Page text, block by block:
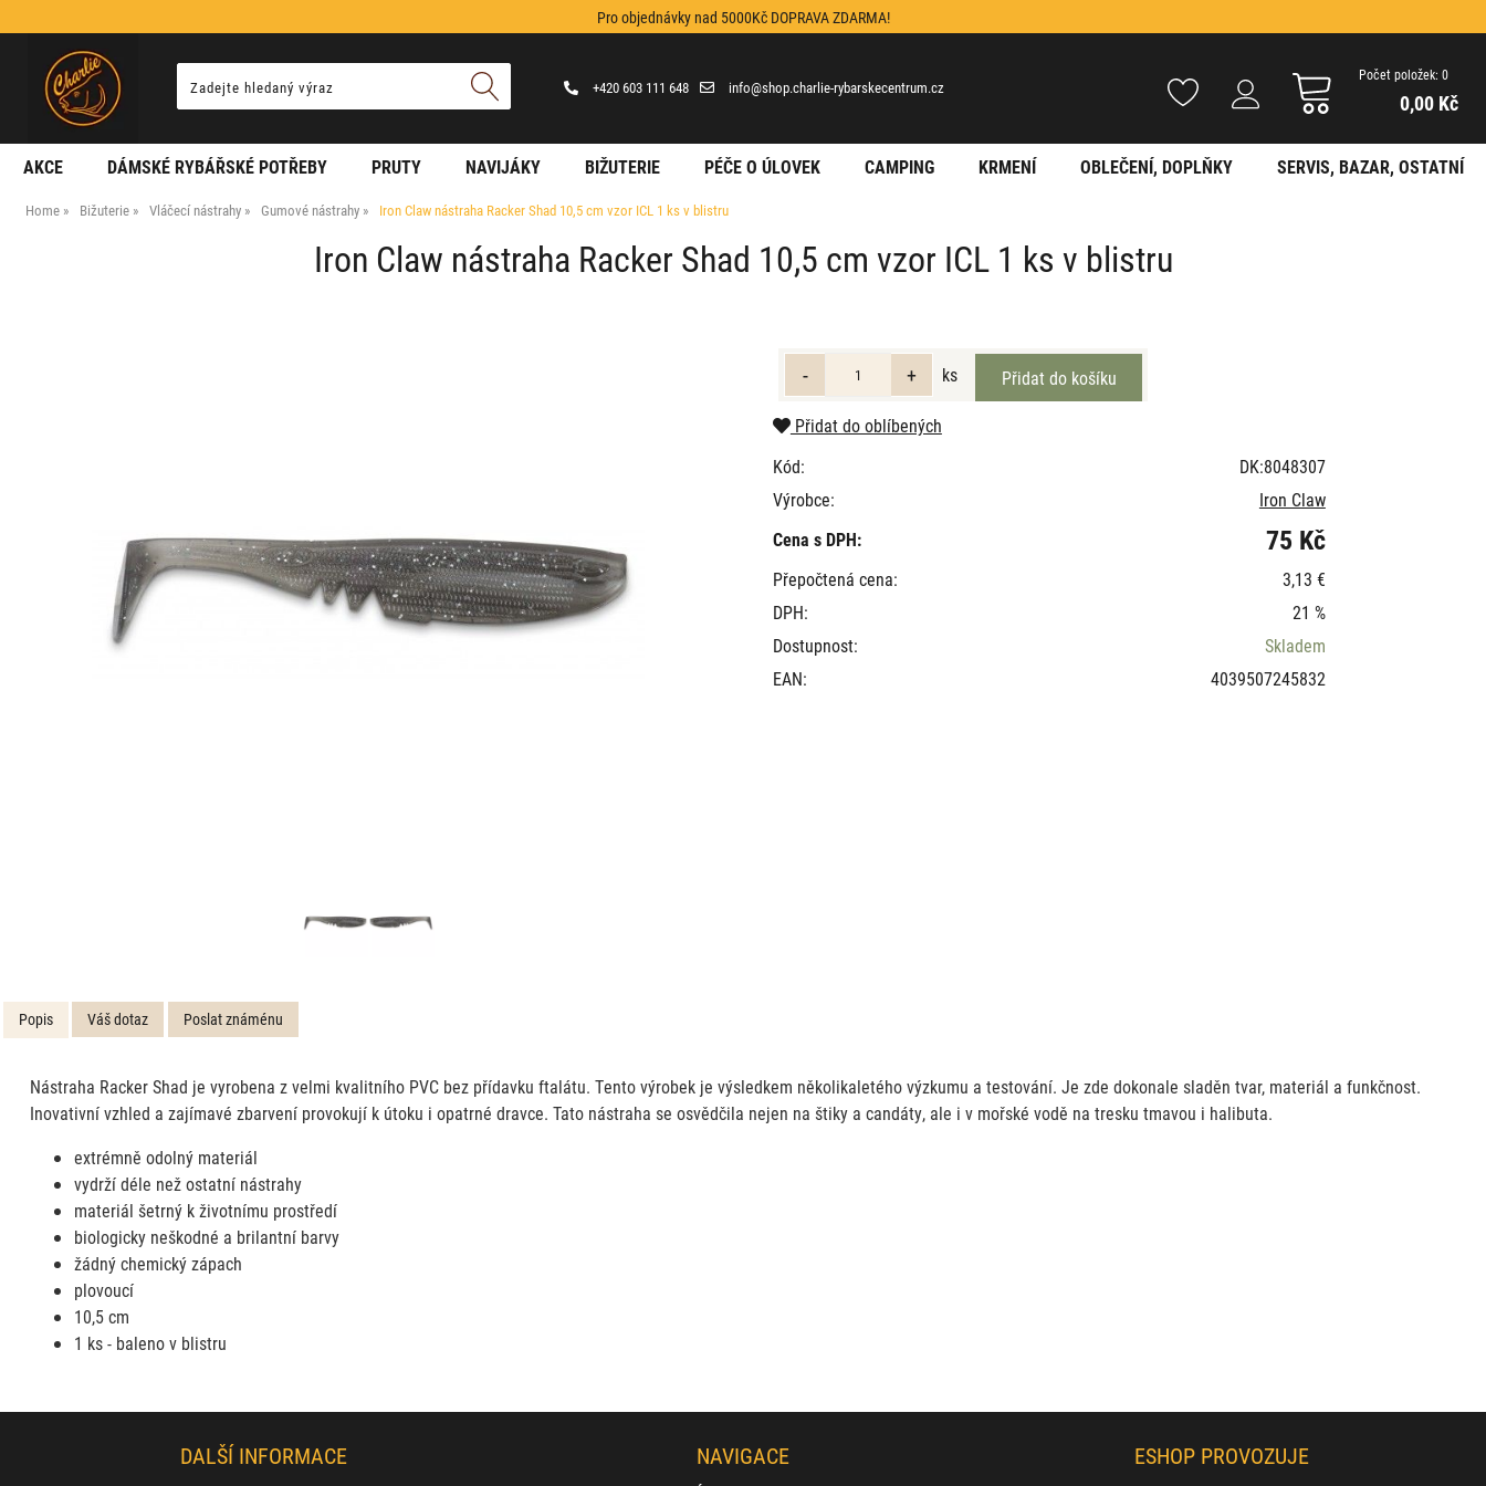
Pro objednávky nad 5000Kč DOPRAVA ZDARMA!
+420 603 111 648 info@shop.charlie-rybarskecentrum.cz
Počet položek: 0
0,00 Kč
AKCE DÁMSKÉ RYBÁŘSKÉ POTŘEBY PRUTY NAVIJÁKY BIŽUTERIE PÉČE O ÚLOVEK CAMPING KRMENÍ OBLEČENÍ, DOPLŇKY SERVIS, BAZAR, OSTATNÍ
Home Bižuterie Vláčecí nástrahy Gumové nástrahy Iron Claw nástraha Racker Shad 10,5 cm vzor ICL 1 ks v blistru
Iron Claw nástraha Racker Shad 10,5 cm vzor ICL 1 ks v blistru
ks
Přidat do oblíbených
Kód:
DK:8048307
Výrobce:
Iron Claw
Cena s DPH:
75 Kč
Přepočtená cena:
3,13 €
DPH:
21 %
Dostupnost:
Skladem
EAN:
4039507245832
Popis Váš dotaz Poslat známénu
Nástraha Racker Shad je vyrobena z velmi kvalitního PVC bez přídavku ftalátu. Tento výrobek je výsledkem několikaletého výzkumu a testování. Je zde dokonale sladěn tvar, materiál a funkčnost.
Inovativní vzhled a zajímavé zbarvení provokují k útoku i opatrné dravce. Tato nástraha se osvědčila nejen na štiky a candáty, ale i v mořské vodě na tresku tmavou i halibuta.
extrémně odolný materiál
vydrží déle než ostatní nástrahy
materiál šetrný k životnímu prostředí
biologicky neškodné a brilantní barvy
žádný chemický zápach
plovoucí
10,5 cm
1 ks - baleno v blistru
DALŠÍ INFORMACE NAVIGACE ESHOP PROVOZUJE